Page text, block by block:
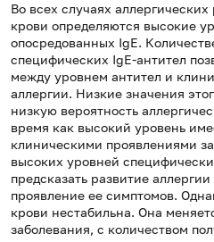
Во всех случаях
крови определяются высокие
опосредованных IgE.
специфических IgE-антител
между уровнем антител и
аллергии. Низкие значения
низкую вероятность
время как высокий уровень
клиническими проявлениями
высоких уровней
предсказать развитие
проявление ее симптомов.
крови нестабильна. Она
заболевания, с количеством